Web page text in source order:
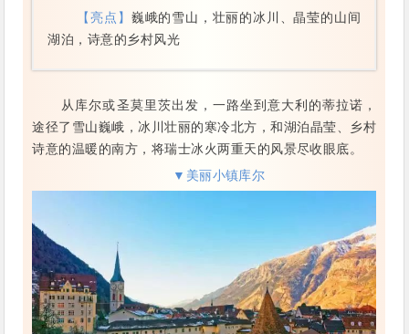
【亮点】 巍峨的雪山，壮丽的冰川、晶莹的山间
湖泊，诗意的乡村风光
从库尔或圣莫里茨出发，一路坐到意大利的蒂拉诺，
途径了雪山巍峨，冰川壮丽的寒冷北方，和湖泊晶莹、乡村
诗意的温暖的南方，将瑞士冰火两重天的风景尽收眼底。
▼美丽小镇库尔